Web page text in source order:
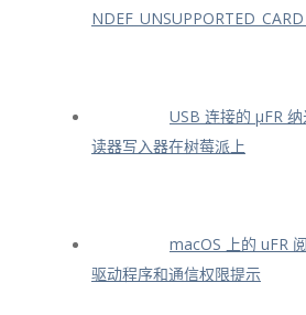
USB 连接的 μFR
读器写入器在树莓派上
macOS 上的 uFR
驱动程序和通信权限提示